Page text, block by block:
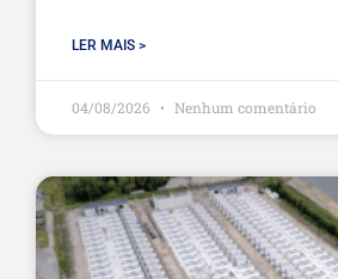
LER MAIS >
04/08/2026 Nenhum comentário